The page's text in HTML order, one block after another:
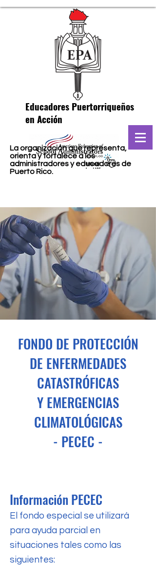
La organización que representa,
orienta y fortalece a los
administradores y educadores de
Puerto Rico.
Educadores Puertorriqueños
en Acción
FONDO DE PROTECCIÓN
DE ENFERMEDADES
CATASTRÓFICAS
Y EMERGENCIAS
CLIMATOLÓGICAS
- PECEC -
Información PECEC
El fondo especial se utilizará
para ayuda parcial en
situaciones tales como las
siguientes: